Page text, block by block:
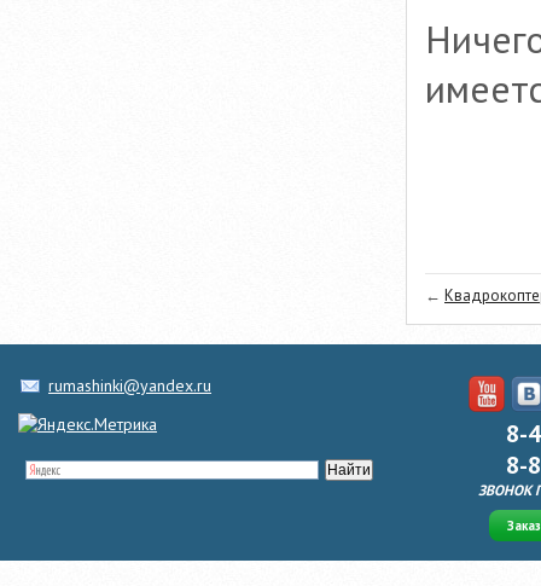
←
rumashinki@yandex.ru
8-
8-
ЗВОНОК